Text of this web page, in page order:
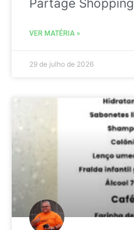
Partage Shopping
VER MATÉRIA »
29 de julho de 2026